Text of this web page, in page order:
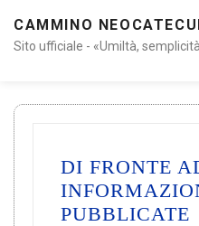
CAMMINO
Sito ufficiale - «Umiltà,
DI FRONTE
PUBBLICATE